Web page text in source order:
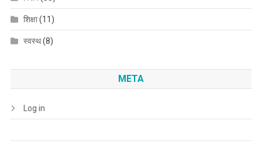
शिक्षा(11)
स्वस्थ(8)
META
Log in